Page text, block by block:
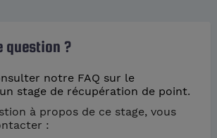
question ?
notre FAQ sur le
stage de récupération de point.
à propos de ce stage, vous
: